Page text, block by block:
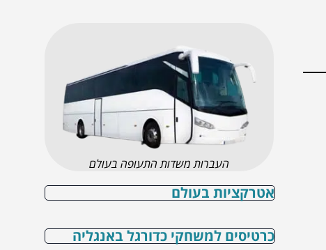
העברות משדות התעופה בעולם
אטרקציות בעולם
כרטיסים למשחקי כדורגל באנגליה